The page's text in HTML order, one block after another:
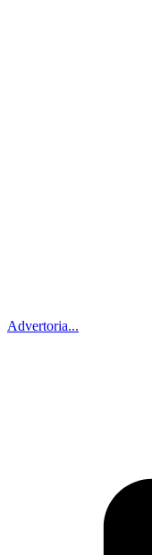
Advertoria...